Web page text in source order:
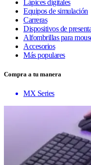
Lápices digitales
Equipos de simulación
Carreras
Dispositivos de
Alfombrillas para
Accesorios
Más populares
Compra a tu manera
MX Series